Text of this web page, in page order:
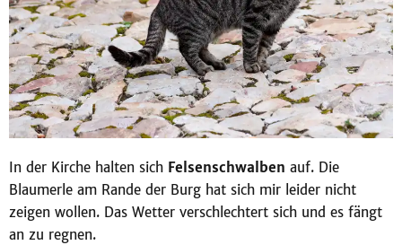
In der Kirche halten sich Felsenschwalben auf. Die
Blaumerle am Rande der Burg hat sich mir leider nicht
zeigen wollen. Das Wetter verschlechtert sich und es fängt
an zu regnen.